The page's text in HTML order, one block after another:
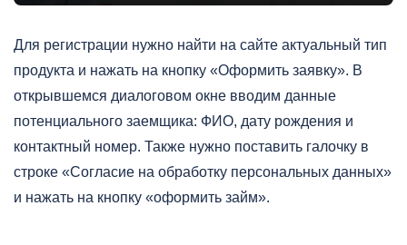
Для регистрации нужно найти на сайте актуальный тип
продукта и нажать на кнопку «Оформить заявку». В
открывшемся диалоговом окне вводим данные
потенциального заемщика: ФИО, дату рождения и
контактный номер. Также нужно поставить галочку в
строке «Согласие на обработку персональных данных»
и нажать на кнопку «оформить займ».